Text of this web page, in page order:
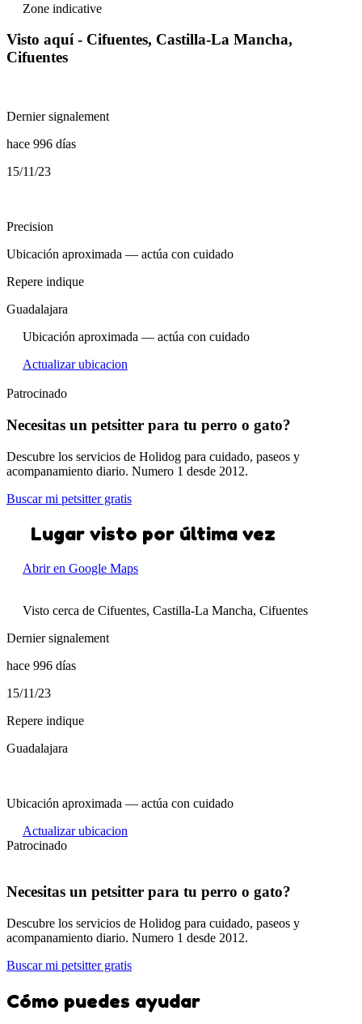
Zone indicative
Visto aquí - Cifuentes, Castilla-La Mancha,
Cifuentes
Dernier signalement
hace 996 días
15/11/23
Precision
Ubicación aproximada — actúa con cuidado
Repere indique
Guadalajara
Ubicación aproximada — actúa con cuidado
Actualizar ubicacion
Patrocinado
Necesitas un petsitter para tu perro o gato?
Descubre los servicios de Holidog para cuidado, paseos y
acompanamiento diario. Numero 1 desde 2012.
Buscar mi petsitter gratis
Lugar visto por última vez
Abrir en Google Maps
Visto cerca de Cifuentes, Castilla-La Mancha, Cifuentes
Dernier signalement
hace 996 días
15/11/23
Repere indique
Guadalajara
Ubicación aproximada — actúa con cuidado
Actualizar ubicacion
Patrocinado
Necesitas un petsitter para tu perro o gato?
Descubre los servicios de Holidog para cuidado, paseos y
acompanamiento diario. Numero 1 desde 2012.
Buscar mi petsitter gratis
Cómo puedes ayudar